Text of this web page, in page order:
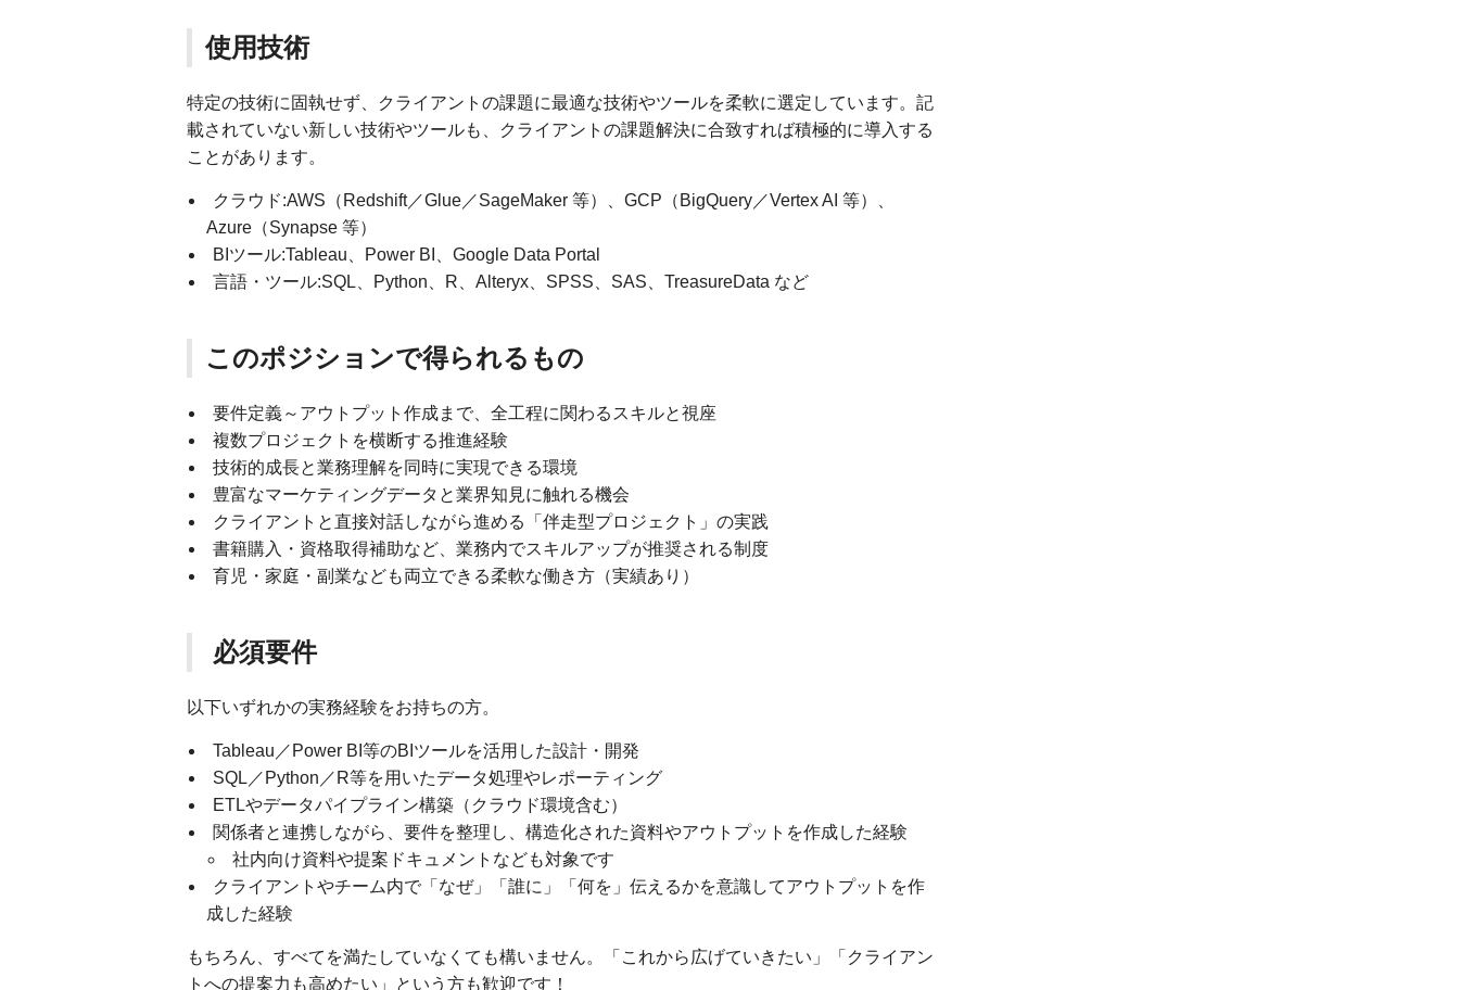
使用技術
特定の技術に固執せず、クライアントの課題に最適な技術やツールを柔軟に選定しています。記
載されていない新しい技術やツールも、クライアントの課題解決に合致すれば積極的に導入する
ことがあります。
クラウド:AWS（Redshift／Glue／SageMaker 等）、GCP（BigQuery／Vertex AI 等）、
Azure（Synapse 等）
BIツール:Tableau、Power BI、Google Data Portal
言語・ツール:SQL、Python、R、Alteryx、SPSS、SAS、TreasureData など
このポジションで得られるもの
要件定義～アウトプット作成まで、全工程に関わるスキルと視座
複数プロジェクトを横断する推進経験
技術的成長と業務理解を同時に実現できる環境
豊富なマーケティングデータと業界知見に触れる機会
クライアントと直接対話しながら進める「伴走型プロジェクト」の実践
書籍購入・資格取得補助など、業務内でスキルアップが推奨される制度
育児・家庭・副業なども両立できる柔軟な働き方（実績あり）
必須要件
以下いずれかの実務経験をお持ちの方。
Tableau／Power BI等のBIツールを活用した設計・開発
SQL／Python／R等を用いたデータ処理やレポーティング
ETLやデータパイプライン構築（クラウド環境含む）
関係者と連携しながら、要件を整理し、構造化された資料やアウトプットを作成した経験
社内向け資料や提案ドキュメントなども対象です
クライアントやチーム内で「なぜ」「誰に」「何を」伝えるかを意識してアウトプットを作
成した経験
もちろん、すべてを満たしていなくても構いません。「これから広げていきたい」「クライアン
トへの提案力も高めたい」という方も歓迎です！